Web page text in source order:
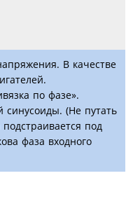
В качестве
по фазе».
синусоиды. (Не путать
под
фаза входного